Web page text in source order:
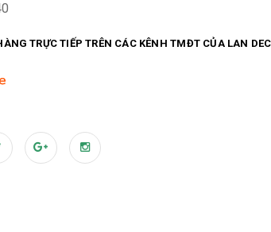
TRỰC TIẾP TRÊN CÁC KÊNH TMĐT CỦA LAN